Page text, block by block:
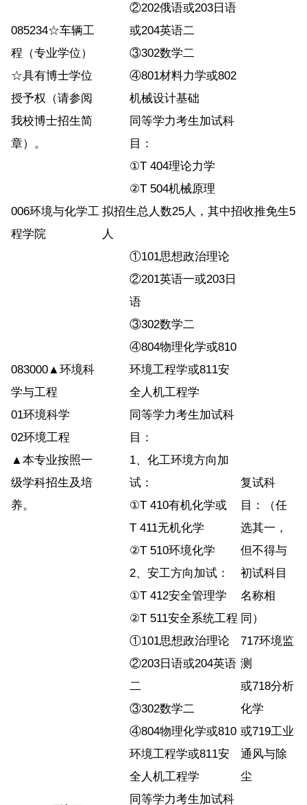
085234☆车辆工
程（专业学位）
☆具有博士学位
授予权（请参阅
我校博士招生简
章）。
②202俄语或203日语
或204英语二
③302数学二
④801材料力学或802
机械设计基础
同等学力考生加试科
目：
①T 404理论力学
②T 504机械原理
006环境与化学工
程学院
拟招生总人数25人，其中招收推免生5
人
083000▲环境科
学与工程
01环境科学
02环境工程
▲本专业按照一
级学科招生及培
养。
①101思想政治理论
②201英语一或203日
语
③302数学二
④804物理化学或810
环境工程学或811安
全人机工程学
同等学力考生加试科
目：
1、化工环境方向加
试：
①T 410有机化学或
T 411无机化学
②T 510环境化学
2、安工方向加试：
①T 412安全管理学
②T 511安全系统工程
复试科
目：（任
选其一，
但不得与
初试科目
名称相
同）
717环境监
测
或718分析
化学
或719工业
通风与除
尘
①101思想政治理论
②203日语或204英语
二
③302数学二
④804物理化学或810
环境工程学或811安
全人机工程学
同等学力考生加试科